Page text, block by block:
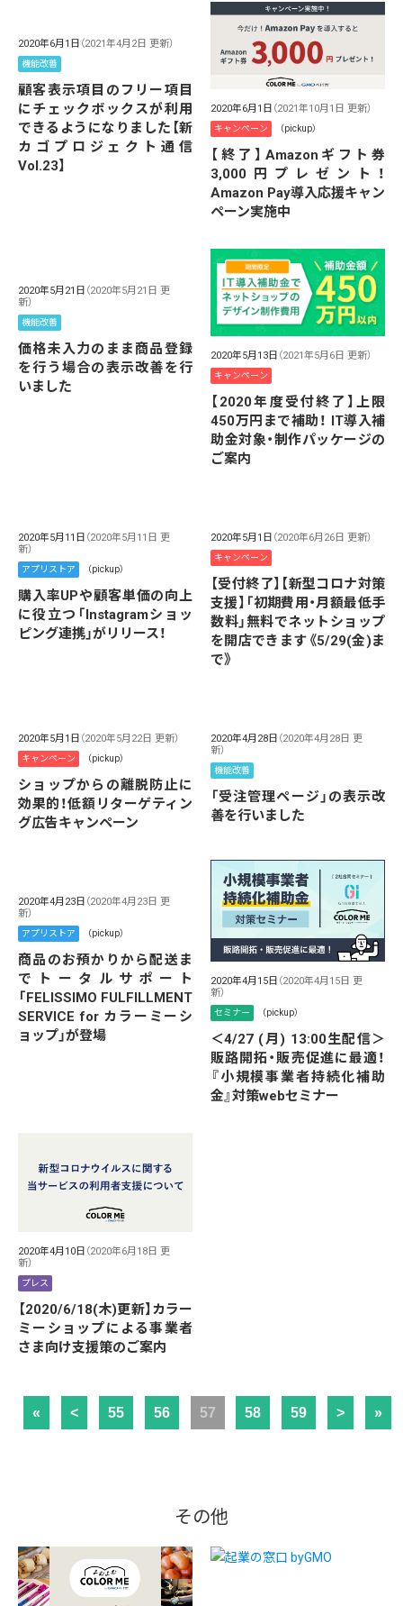
2020年6月1日 （2021年4月2日 更新）
機能改善
顧客表示項目のフリー項目
にチェックボックスが利用
できるようになりました【新
カゴプロジェクト通信
Vol.23】
2020年6月1日 （2021年10月1日 更新）
キャンペーン （pickup）
【終了】Amazonギフト券
3,000円プレゼント！
Amazon Pay導入応援キャン
ペーン実施中
2020年5月21日 （2020年5月21日 更
新）
機能改善
価格未入力のまま商品登録
を行う場合の表示改善を行
いました
2020年5月13日 （2021年5月6日 更新）
キャンペーン
【2020年度受付終了】上限
450万円まで補助！ IT導入補
助金対象・制作パッケージの
ご案内
2020年5月11日 （2020年5月11日 更
新）
アプリストア （pickup）
購入率UPや顧客単価の向上
に役立つ「Instagramショッ
ピング連携」がリリース！
2020年5月1日 （2020年6月26日 更新）
キャンペーン
【受付終了】【新型コロナ対策
支援】「初期費用・月額最低手
数料」無料でネットショップ
を開店できます《5/29(金)ま
で》
2020年5月1日 （2020年5月22日 更新）
キャンペーン （pickup）
ショップからの離脱防止に
効果的！低額リターゲティン
グ広告キャンペーン
2020年4月28日 （2020年4月28日 更
新）
機能改善
「受注管理ページ」の表示改
善を行いました
2020年4月23日 （2020年4月23日 更
新）
アプリストア （pickup）
商品のお預かりから配送ま
でトータルサポート
「FELISSIMO FULFILLMENT
SERVICE for カラーミーシ
ョップ」が登場
2020年4月15日 （2020年4月15日 更
新）
セミナー （pickup）
＜4/27 (月) 13:00生配信＞
販路開拓・販売促進に最適！
『小規模事業者持続化補助
金』対策webセミナー
2020年4月10日 （2020年6月18日 更
新）
プレス
【2020/6/18(木)更新】カラー
ミーショップによる事業者
さま向け支援策のご案内
« < 55 56 57 58 59 > »
その他